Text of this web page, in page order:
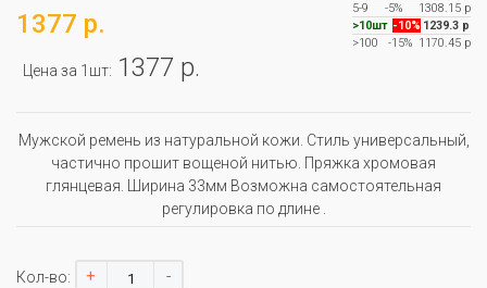
1377 р.
Цена за 1шт: 1377 р.
5-9
-5%
1308.15 р
>10шт -10% 1239.3 р
>100
-15% 1170.45 р
Мужской ремень из натуральной кожи. Стиль универсальный,
частично прошит вощеной нитью. Пряжка хромовая
глянцевая. Ширина 33мм Возможна самостоятельная
регулировка по длине .
Кол-во: + -